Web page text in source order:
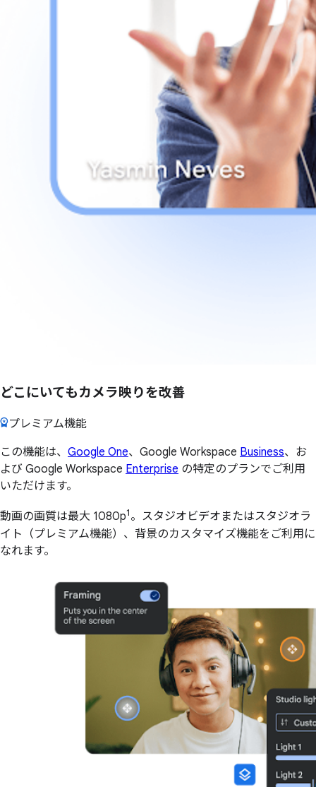
どこにいてもカメラ映りを改善
プレミアム機能
この機能は、 Google One、Google Workspace Business、お
よび Google Workspace Enterprise の特定のプランでご利用
いただけます。
動画の画質は最大 1080p1。スタジオビデオまたはスタジオラ
イト（プレミアム機能）、背景のカスタマイズ機能をご利用に
なれます。